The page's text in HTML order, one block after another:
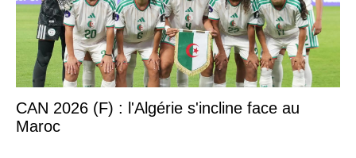
CAN 2026 (F) : l'Algérie s'incline face au
Maroc